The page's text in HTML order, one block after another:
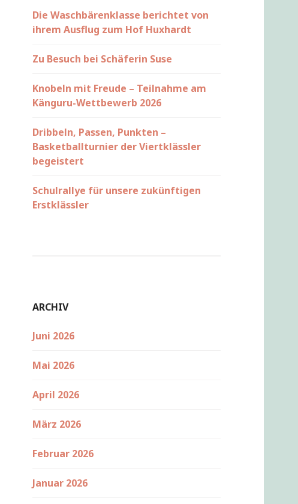
Die Waschbärenklasse berichtet von
ihrem Ausflug zum Hof Huxhardt
Zu Besuch bei Schäferin Suse
Knobeln mit Freude – Teilnahme am
Känguru-Wettbewerb 2026
Dribbeln, Passen, Punkten –
Basketballturnier der Viertklässler
begeistert
Schulrallye für unsere zukünftigen
Erstklässler
ARCHIV
Juni 2026
Mai 2026
April 2026
März 2026
Februar 2026
Januar 2026